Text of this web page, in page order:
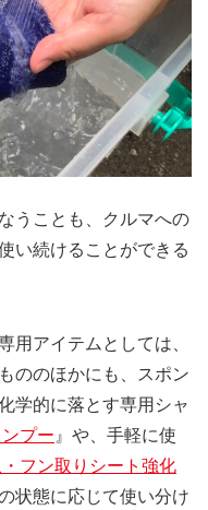
うことも、クルマへの
い続けることができる
用アイテムとしては、
ののほかにも、スポン
学的に落とす専用シャ
プー 』や、手軽に使
フン取りシート強化
状態に応じて使い分け